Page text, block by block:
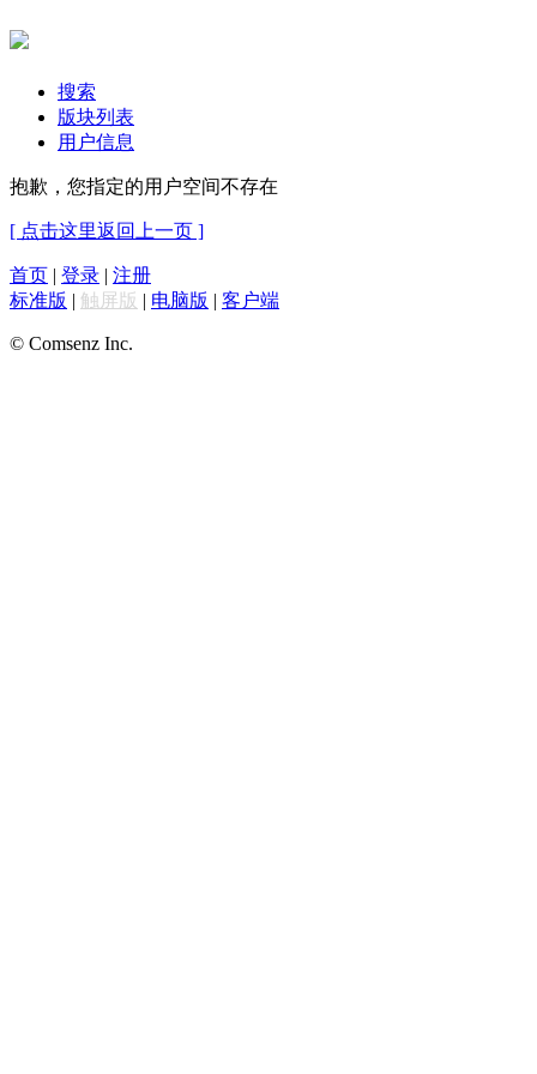
搜索
版块列表
用户信息
抱歉，您指定的用户空间不存在
[ 点击这里返回上一页 ]
首页 | 登录 | 注册
标准版 | 触屏版 | 电脑版 | 客户端
© Comsenz Inc.